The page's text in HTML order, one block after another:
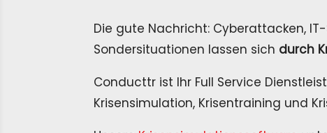
Die gute Nachricht: Cyberattacken,
Sondersituationen lassen sich durch
Conducttr ist Ihr Full Service
Krisensimulation, Krisentraining und